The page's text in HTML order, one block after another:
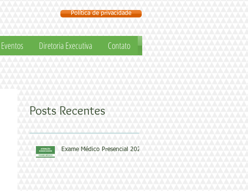
Eventos Diretoria Executiva Contato
Política de privacidade
Posts Recentes
Exame Médico Presencial 2024